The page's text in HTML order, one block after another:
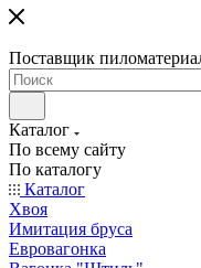
Поставщик
Каталог
По всему сайту
По каталогу
Каталог
Хвоя
Имитация бруса
Евровагонка